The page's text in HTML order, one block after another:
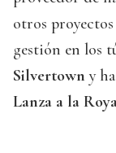
otros
gestión en los
Silvertown y
Lanza a la